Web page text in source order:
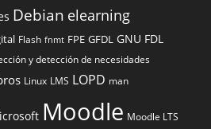
Debian elearning
Flash fnmt FPE GFDL GNU FDL
y detección de necesidades
Linux LMS LOPD man
Moodle Moodle LTS